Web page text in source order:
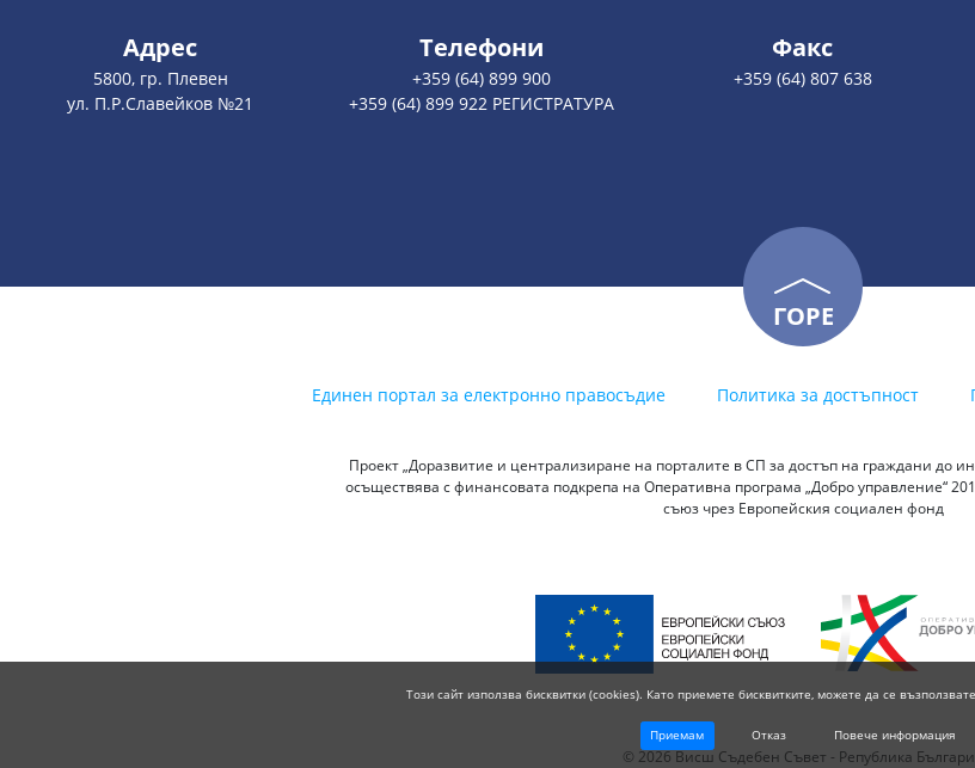
Адрес
5800, гр. Плевен
ул. П.Р.Славейков №21
Телефони
+359 (64) 899 900
+359 (64) 899 922 РЕГИСТРАТУРА
Факс
+359 (64) 807 638
ГОРЕ
Единен портал за електронно правосъдие Политика за достъпност
Проект „Доразвитие и централизиране на порталите в СП за достъп на граждани до
осъществява с финансовата подкрепа на Оперативна програма „Добро управление“
съюз чрез Европейския социален фонд
© 2026 Висш Съдебен Съвет - Република
Този сайт използва бисквитки (cookies). Като приемете бисквитките, можете да се
Приемам Отказ Повече информация